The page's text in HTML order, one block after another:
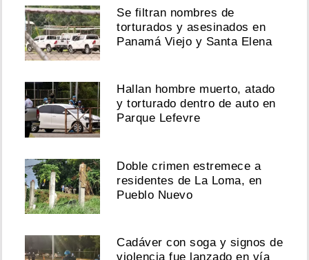
Se filtran nombres de
torturados y asesinados en
Panamá Viejo y Santa Elena
Hallan hombre muerto, atado
y torturado dentro de auto en
Parque Lefevre
Doble crimen estremece a
residentes de La Loma, en
Pueblo Nuevo
Cadáver con soga y signos de
violencia fue lanzado en vía